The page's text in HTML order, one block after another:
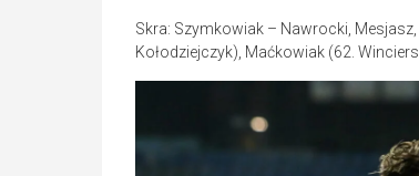
Skra: Szymkowiak – Nawrocki,
Kołodziejczyk), Maćkowiak (62.